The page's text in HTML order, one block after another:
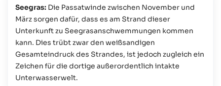
Seegras: Die Passatwinde zwischen November und
März sorgen dafür, dass es am Strand dieser
Unterkunft zu Seegrasanschwemmungen kommen
kann. Dies trübt zwar den weißsandigen
Gesamteindruck des Strandes, ist jedoch zugleich ein
Zeichen für die dortige außerordentlich intakte
Unterwasserwelt.